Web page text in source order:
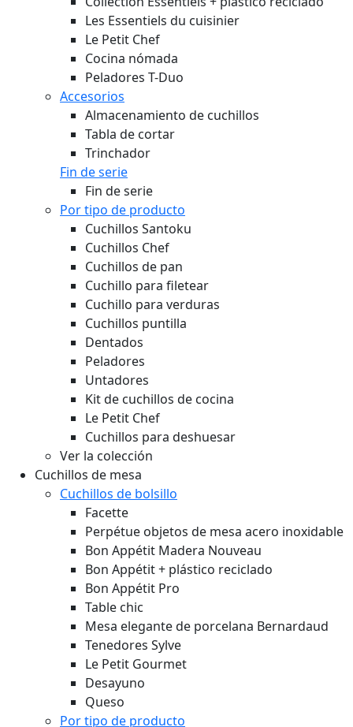
Les Essentiels du cuisinier
Le Petit Chef
Cocina nómada
Peladores T-Duo
Accesorios
Almacenamiento de cuchillos
Tabla de cortar
Trinchador
Fin de serie
Fin de serie
Por tipo de producto
Cuchillos Santoku
Cuchillos Chef
Cuchillos de pan
Cuchillo para filetear
Cuchillo para verduras
Cuchillos puntilla
Dentados
Peladores
Untadores
Kit de cuchillos de cocina
Le Petit Chef
Cuchillos para deshuesar
Ver la colección
Cuchillos de mesa
Cuchillos de bolsillo
Facette
Perpétue objetos de mesa acero inoxidable
Bon Appétit Madera Nouveau
Bon Appétit + plástico reciclado
Bon Appétit Pro
Table chic
Mesa elegante de porcelana Bernardaud
Tenedores Sylve
Le Petit Gourmet
Desayuno
Queso
Por tipo de producto